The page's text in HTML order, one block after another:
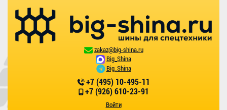
zakaz@big-shina.ru
Big_Shina
Big_Shina
+7 (495) 10-495-11
+7 (926) 610-23-91
Войти